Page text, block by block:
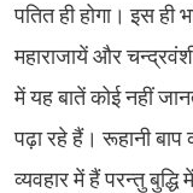
पतित ही होगा। इस ही
महाराजायें और
में यह बातें कोई नहीं
पढ़ा रहे हैं। रूहानी
व्यवहार में हैं परन्तु